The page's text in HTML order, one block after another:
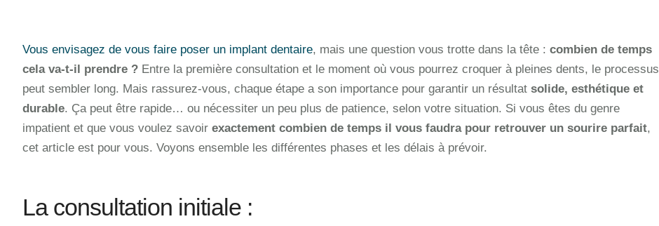
Vous envisagez de vous faire poser un implant dentaire, mais une question vous trotte dans la tête : combien de temps
cela va-t-il prendre ? Entre la première consultation et le moment où vous pourrez croquer à pleines dents, le processus
peut sembler long. Mais rassurez-vous, chaque étape a son importance pour garantir un résultat solide, esthétique et
durable. Ça peut être rapide… ou nécessiter un peu plus de patience, selon votre situation. Si vous êtes du genre
impatient et que vous voulez savoir exactement combien de temps il vous faudra pour retrouver un sourire parfait,
cet article est pour vous. Voyons ensemble les différentes phases et les délais à prévoir.
La consultation initiale :